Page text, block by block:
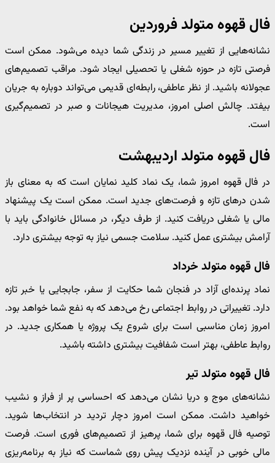
فال قهوه متولد فروردین
نشانه‌هایی از تغییر مسیر در زندگی شما دیده می‌شود. ممکن است
فرصتی تازه در حوزه شغلی یا تحصیلی ایجاد شود. مراقب تصمیم‌های
عجولانه باشید. از نظر عاطفی، رابطه‌ای قدیمی می‌تواند دوباره به جریان
بیفتد. چالش اصلی امروز، مدیریت هیجانات و صبر در تصمیم‌گیری
است.
فال قهوه متولد اردیبهشت
در فال قهوه امروز شما، یک نماد کلید نمایان است که به معنای باز
شدن درهای تازه و فرصت‌های جدید است. ممکن است یک پیشنهاد
مالی یا شغلی دریافت کنید. از طرف دیگر، در مسائل خانوادگی باید با
آرامش بیشتری عمل کنید. سلامت جسمی نیاز به توجه بیشتری دارد.
فال قهوه متولد خرداد
نماد پرنده‌ای آزاد در فنجان شما حکایت از سفر، جابجایی یا خبر تازه
دارد. تغییراتی در روابط اجتماعی رخ می‌دهد که به نفع شما خواهد بود.
امروز زمان مناسبی است برای شروع یک پروژه یا همکاری جدید. در
روابط عاطفی، بهتر است شفافیت بیشتری داشته باشید.
فال قهوه متولد تیر
نشانه‌های موج و دریا نشان می‌دهد که احساسی پر از فراز و نشیب
خواهید داشت. ممکن است امروز دچار تردید در انتخاب‌ها شوید.
توصیه فال قهوه برای شما، پرهیز از تصمیم‌های فوری است. فرصت
مالی خوبی در آینده نزدیک پیش روی شماست که نیاز به برنامه‌ریزی